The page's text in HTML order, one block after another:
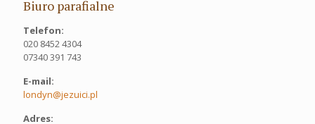
Biuro parafialne
Telefon:
020 8452 4304
07340 391 743
E-mail:
londyn@jezuici.pl
Adres: